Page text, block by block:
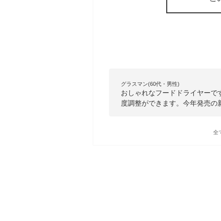
グラスマン(60代・男性)
おしゃれなフードドライヤー
度調整ができます。今年発売
全